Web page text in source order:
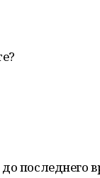
последнего